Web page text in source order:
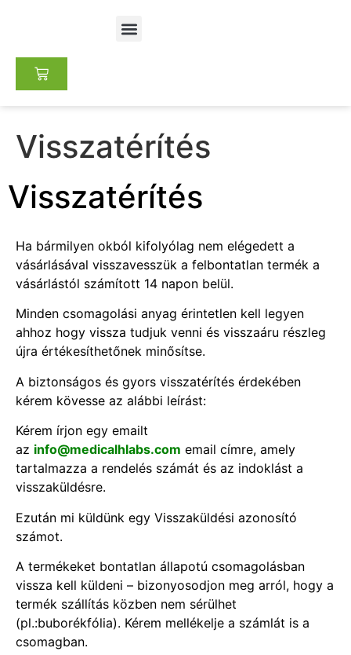
Visszatérítés
Visszatérítés
Ha bármilyen okból kifolyólag nem elégedett a
vásárlásával visszavesszük a felbontatlan termék a
vásárlástól számított 14 napon belül.
Minden csomagolási anyag érintetlen kell legyen
ahhoz hogy vissza tudjuk venni és visszaáru részleg
újra értékesíthetőnek minősítse.
A biztonságos és gyors visszatérítés érdekében
kérem kövesse az alábbi leírást:
Kérem írjon egy emailt
az info@medicalhlabs.com email címre, amely
tartalmazza a rendelés számát és az indoklást a
visszaküldésre.
Ezután mi küldünk egy Visszaküldési azonosító
számot.
A termékeket bontatlan állapotú csomagolásban
vissza kell küldeni – bizonyosodjon meg arról, hogy a
termék szállítás közben nem sérülhet
(pl.:buborékfólia). Kérem mellékelje a számlát is a
csomagban.